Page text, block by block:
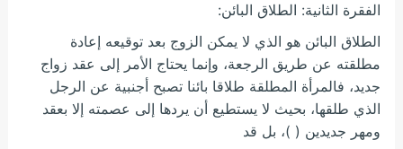
الفقرة الثانية: الطلاق البائن:
الطلاق البائن هو الذي لا يمكن الزوج بعد توقيعه إعادة
مطلقته عن طريق الرجعة، وإنما يحتاج الأمر إلى عقد زواج
جديد، فالمرأة المطلقة طلاقا بائنا تصبح أجنبية عن الرجل
الذي طلقها، بحيث لا يستطيع أن يردها إلى عصمته إلا بعقد
ومهر جديدين ( )، بل قد